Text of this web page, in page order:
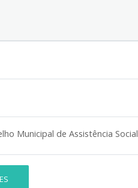
Municipal de Assistência Social